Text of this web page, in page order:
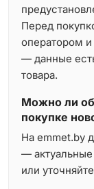
Перед
оператором и
— данные
товара.
Можно ли
покупке
На emmet.by
— актуальные
или